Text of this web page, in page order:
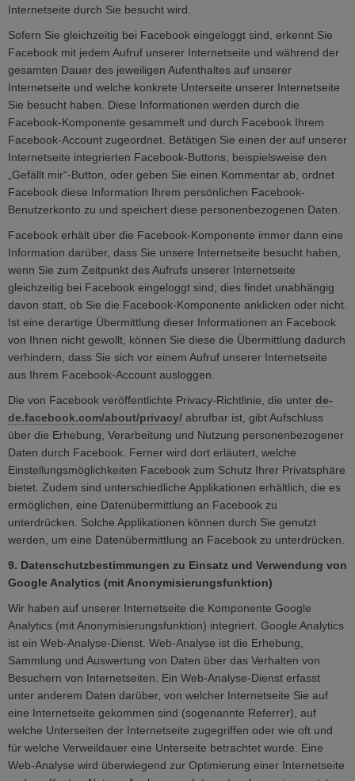
Internetseite durch Sie besucht wird.
Sofern Sie gleichzeitig bei Facebook eingeloggt sind, erkennt Sie
Facebook mit jedem Aufruf unserer Internetseite und während der
gesamten Dauer des jeweiligen Aufenthaltes auf unserer
Internetseite und welche konkrete Unterseite unserer Internetseite
Sie besucht haben. Diese Informationen werden durch die
Facebook-Komponente gesammelt und durch Facebook Ihrem
Facebook-Account zugeordnet. Betätigen Sie einen der auf unserer
Internetseite integrierten Facebook-Buttons, beispielsweise den
„Gefällt mir“-Button, oder geben Sie einen Kommentar ab, ordnet
Facebook diese Information Ihrem persönlichen Facebook-
Benutzerkonto zu und speichert diese personenbezogenen Daten.
Facebook erhält über die Facebook-Komponente immer dann eine
Information darüber, dass Sie unsere Internetseite besucht haben,
wenn Sie zum Zeitpunkt des Aufrufs unserer Internetseite
gleichzeitig bei Facebook eingeloggt sind; dies findet unabhängig
davon statt, ob Sie die Facebook-Komponente anklicken oder nicht.
Ist eine derartige Übermittlung dieser Informationen an Facebook
von Ihnen nicht gewollt, können Sie diese die Übermittlung dadurch
verhindern, dass Sie sich vor einem Aufruf unserer Internetseite
aus Ihrem Facebook-Account ausloggen.
Die von Facebook veröffentlichte Privacy-Richtlinie, die unter de-
de.facebook.com/about/privacy/ abrufbar ist, gibt Aufschluss
über die Erhebung, Verarbeitung und Nutzung personenbezogener
Daten durch Facebook. Ferner wird dort erläutert, welche
Einstellungsmöglichkeiten Facebook zum Schutz Ihrer Privatsphäre
bietet. Zudem sind unterschiedliche Applikationen erhältlich, die es
ermöglichen, eine Datenübermittlung an Facebook zu
unterdrücken. Solche Applikationen können durch Sie genutzt
werden, um eine Datenübermittlung an Facebook zu unterdrücken.
9. Datenschutzbestimmungen zu Einsatz und Verwendung von
Google Analytics (mit Anonymisierungsfunktion)
Wir haben auf unserer Internetseite die Komponente Google
Analytics (mit Anonymisierungsfunktion) integriert. Google Analytics
ist ein Web-Analyse-Dienst. Web-Analyse ist die Erhebung,
Sammlung und Auswertung von Daten über das Verhalten von
Besuchern von Internetseiten. Ein Web-Analyse-Dienst erfasst
unter anderem Daten darüber, von welcher Internetseite Sie auf
eine Internetseite gekommen sind (sogenannte Referrer), auf
welche Unterseiten der Internetseite zugegriffen oder wie oft und
für welche Verweildauer eine Unterseite betrachtet wurde. Eine
Web-Analyse wird überwiegend zur Optimierung einer Internetseite